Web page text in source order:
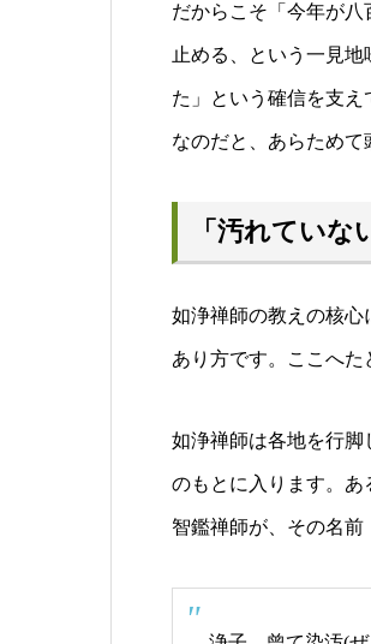
だからこそ「今年が
止める、という一見地
た」という確信を支
なのだと、あらためて
「汚れてい
如浄禅師の教えの核心
あり方です。ここへた
如浄禅師は各地を行
のもとに入ります。
智鑑禅師が、その名前